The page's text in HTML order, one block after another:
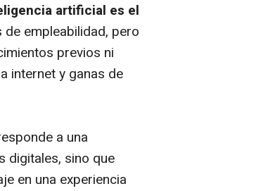
artificial es el
empleabilidad, pero
previos ni
internet y ganas de
a una
digitales, sino que
en una experiencia